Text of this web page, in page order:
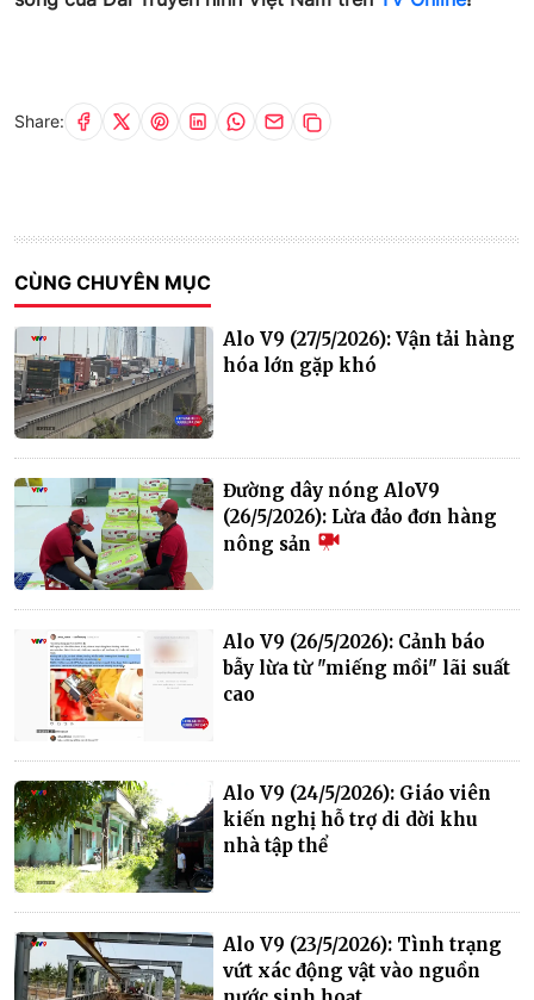
Share:
CÙNG CHUYÊN MỤC
Alo V9 (27/5/2026): Vận tải hàng
hóa lớn gặp khó
Đường dây nóng AloV9
(26/5/2026): Lừa đảo đơn hàng
nông sản
Alo V9 (26/5/2026): Cảnh báo
bẫy lừa từ "miếng mồi" lãi suất
cao
Alo V9 (24/5/2026): Giáo viên
kiến nghị hỗ trợ di dời khu
nhà tập thể
Alo V9 (23/5/2026): Tình trạng
vứt xác động vật vào nguồn